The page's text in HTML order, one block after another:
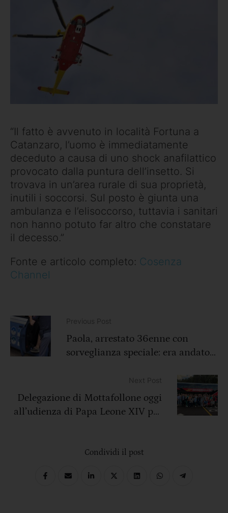
“Il fatto è avvenuto in località Fortuna a
Catanzaro, l’uomo è immediatamente
deceduto a causa di uno shock anafilattico
provocato dalla puntura dell’insetto. Si
trovava in un’area rurale di sua proprietà,
inutili i soccorsi. Sul posto è giunta una
ambulanza e l’elisoccorso, tuttavia i sanitari
non hanno potuto far altro che constatare
il decesso.”
Fonte e articolo completo: Cosenza
Channel
Paola, arrestato 36enne con
sorveglianza speciale: era andato a
Delegazione di Mottafollone oggi
all’udienza di Papa Leone XIV per
Condividi il post